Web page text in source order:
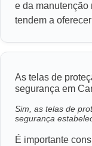
e da manutenção
tendem a
As telas de
segurança em
Sim, as telas de
segurança
É importante